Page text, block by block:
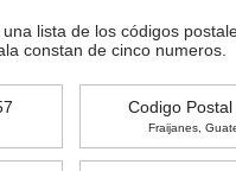
lista de los códigos
constan de cinco numeros.
Codigo
Fraijanes,